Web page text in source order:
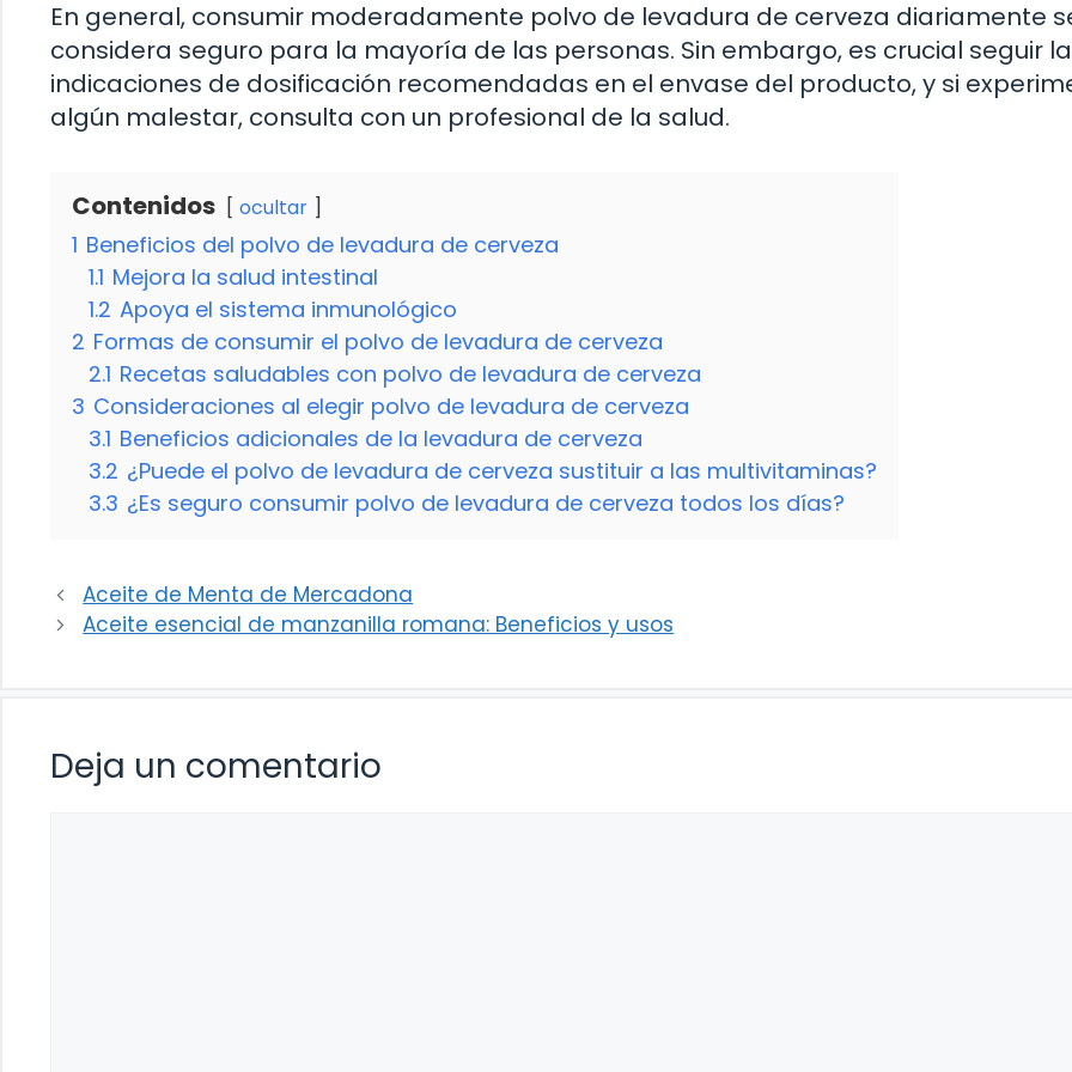
En general, consumir moderadamente polvo de levadura de cerveza diariamente
considera seguro para la mayoría de las personas. Sin embargo, es crucial seguir
indicaciones de dosificación recomendadas en el envase del producto, y si
algún malestar, consulta con un profesional de la salud.
Contenidos ocultar
1 Beneficios del polvo de levadura de cerveza
1.1 Mejora la salud intestinal
1.2 Apoya el sistema inmunológico
2 Formas de consumir el polvo de levadura de cerveza
2.1 Recetas saludables con polvo de levadura de cerveza
3 Consideraciones al elegir polvo de levadura de cerveza
3.1 Beneficios adicionales de la levadura de cerveza
3.2 ¿Puede el polvo de levadura de cerveza sustituir a las multivitaminas?
3.3 ¿Es seguro consumir polvo de levadura de cerveza todos los días?
Aceite de Menta de Mercadona
Aceite esencial de manzanilla romana: Beneficios y usos
Deja un comentario